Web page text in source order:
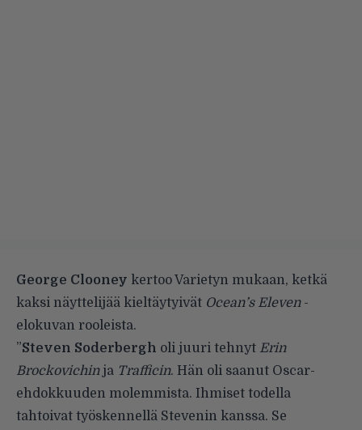
George Clooney kertooVarietyn mukaan, ketkä
kaksi näyttelijää kieltäytyivät Ocean’s Eleven-
elokuvan rooleista.
”Steven Soderbergh oli juuri tehnyt Erin
Brockovichin ja Trafficin. Hän oli saanut Oscar-
ehdokkuuden molemmista. Ihmiset todella
tahtoivat työskennellä Stevenin kanssa. Se